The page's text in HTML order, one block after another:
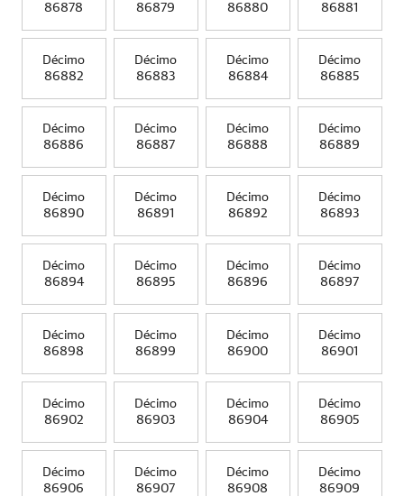
86878
86879
86880
86881
Décimo
86882
Décimo
86883
Décimo
86884
Décimo
86885
Décimo
86886
Décimo
86887
Décimo
86888
Décimo
86889
Décimo
86890
Décimo
86891
Décimo
86892
Décimo
86893
Décimo
86894
Décimo
86895
Décimo
86896
Décimo
86897
Décimo
86898
Décimo
86899
Décimo
86900
Décimo
86901
Décimo
86902
Décimo
86903
Décimo
86904
Décimo
86905
Décimo
86906
Décimo
86907
Décimo
86908
Décimo
86909